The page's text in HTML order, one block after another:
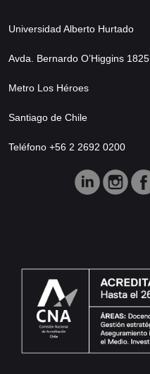
Universidad Alberto Hurtado
Avda. Bernardo O’Higgins 1825
Metro Los Héroes
Santiago de Chile
Teléfono +56 2 2692 0200